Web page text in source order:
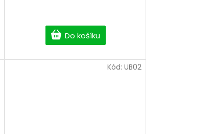
Do košíku
Kód: UB02